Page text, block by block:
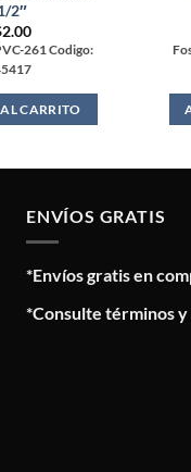
2″
2.00
261 Codigo:
CARRITO
ENVÍOS GRATIS
*Envíos gratis en
*Consulte términos y